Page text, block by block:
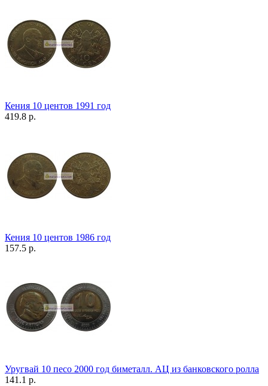
Кения 10 центов 1991 год
419.8 р.
Кения 10 центов 1986 год
157.5 р.
Уругвай 10 песо 2000 год биметалл. АЦ из банковского ролла
141.1 р.